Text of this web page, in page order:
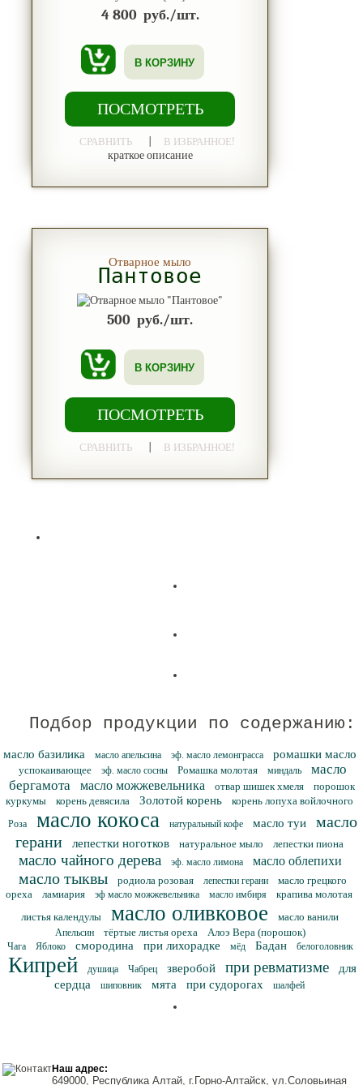
4 800 руб./шт.
В КОРЗИНУ
ПОСМОТРЕТЬ
СРАВНИТЬ В ИЗБРАННОЕ!
краткое описание
Отварное мыло
Пантовое
500 руб./шт.
В КОРЗИНУ
ПОСМОТРЕТЬ
СРАВНИТЬ В ИЗБРАННОЕ!
Подбор продукции по содержанию:
масло базилика масло апельсина эф. масло лемонграсса ромашки масло
успокаивающее эф. масло сосны Ромашка молотая миндаль
масло
бергамота
масло можжевельника отвар шишек хмеля
порошок
куркумы
корень девясила Золотой корень корень лопуха войлочного
Роза масло кокоса натуральный кофе масло туи
масло
герани
лепестки ноготков натуральное мыло лепестки пиона
масло чайного дерева эф. масло лимона масло облепихи
масло тыквы родиола розовая лепестки герани
масло грецкого
ореха
ламиария эф масло можжевельника масло имбиря
крапива молотая
листья календулы
масло оливковое масло ванили
Апельсин тёртые листья ореха Алоэ Вера (порошок)
Чага Яблоко смородина при лихорадке мёд Бадан белоголовник
Кипрей душица Чабрец зверобой при ревматизме
для
сердца
шиповник мята при судорогах шалфей
Наш адрес:
649000, Республика Алтай, г.Горно-Алтайск, ул.Соловьиная